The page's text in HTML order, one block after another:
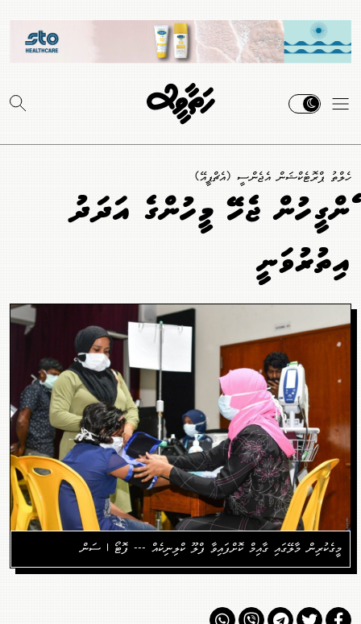
ހެލްތު ޕްރޮޓެކްޝަން އެޖެންސީ (އެޗްޕީއޭ)
ޑެންގީހުން ޖެހޭ މީހުންގެ އަދަދު
އިތުރުވަނީ
މީގެކުރިން މާލޭގައި ގާއިމް ކޮށްފައިވާ ފްލޫ ކްލިނިކެއް --- ފޮޓޯ | ސަން